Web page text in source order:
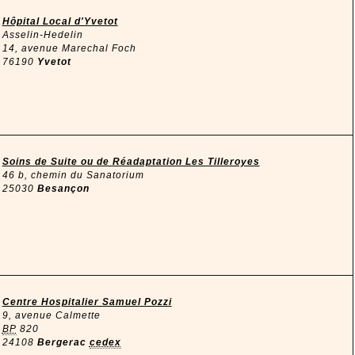
Hôpital Local d'Yvetot
Asselin-Hedelin
14, avenue Marechal Foch
76190 Yvetot
Soins de Suite ou de Réadaptation Les Tilleroyes
46 b, chemin du Sanatorium
25030 Besançon
Centre Hospitalier Samuel Pozzi
9, avenue Calmette
BP 820
24108 Bergerac cedex